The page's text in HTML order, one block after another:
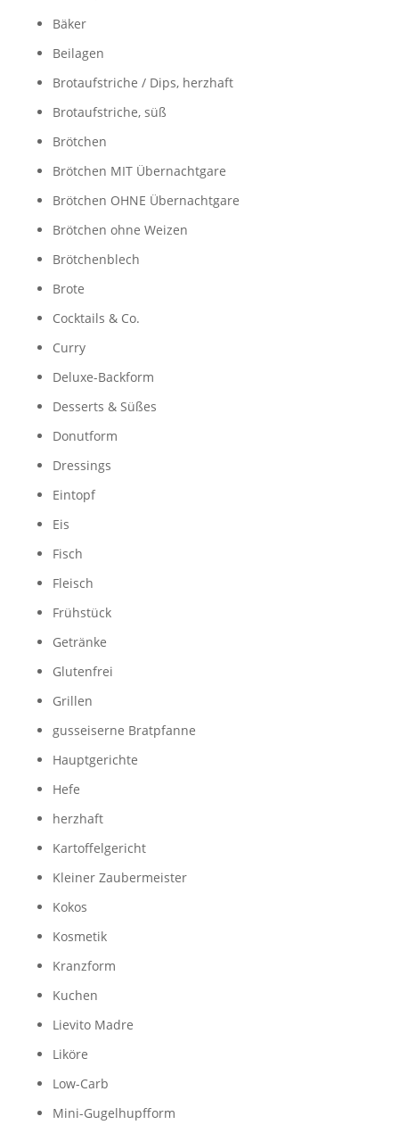
Bäker
Beilagen
Brotaufstriche / Dips, herzhaft
Brotaufstriche, süß
Brötchen
Brötchen MIT Übernachtgare
Brötchen OHNE Übernachtgare
Brötchen ohne Weizen
Brötchenblech
Brote
Cocktails & Co.
Curry
Deluxe-Backform
Desserts & Süßes
Donutform
Dressings
Eintopf
Eis
Fisch
Fleisch
Frühstück
Getränke
Glutenfrei
Grillen
gusseiserne Bratpfanne
Hauptgerichte
Hefe
herzhaft
Kartoffelgericht
Kleiner Zaubermeister
Kokos
Kosmetik
Kranzform
Kuchen
Lievito Madre
Liköre
Low-Carb
Mini-Gugelhupfform